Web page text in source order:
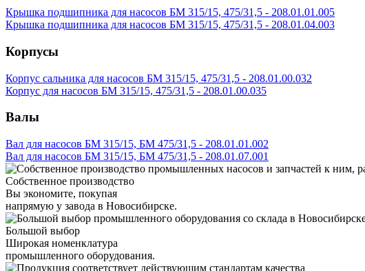
Крышка подшипника для насосов БМ 315/15, 475/31,5 - 208.01.01.005
Крышка подшипника для насосов БМ 315/15, 475/31,5 - 208.01.04.003
Корпусы
Корпус сальника для насосов БМ 315/15, 475/31,5 - 208.01.00.032
Корпус для насосов БМ 315/15, 475/31,5 - 208.01.00.035
Валы
Вал для насосов БМ 315/15, БМ 475/31,5 - 208.01.01.002
Вал для насосов БМ 315/15, БМ 475/31,5 - 208.01.07.001
Собственное производство
Вы экономите, покупая
напрямую у завода в Новосибирске.
Большой выбор
Широкая номенклатура
промышленного оборудования.